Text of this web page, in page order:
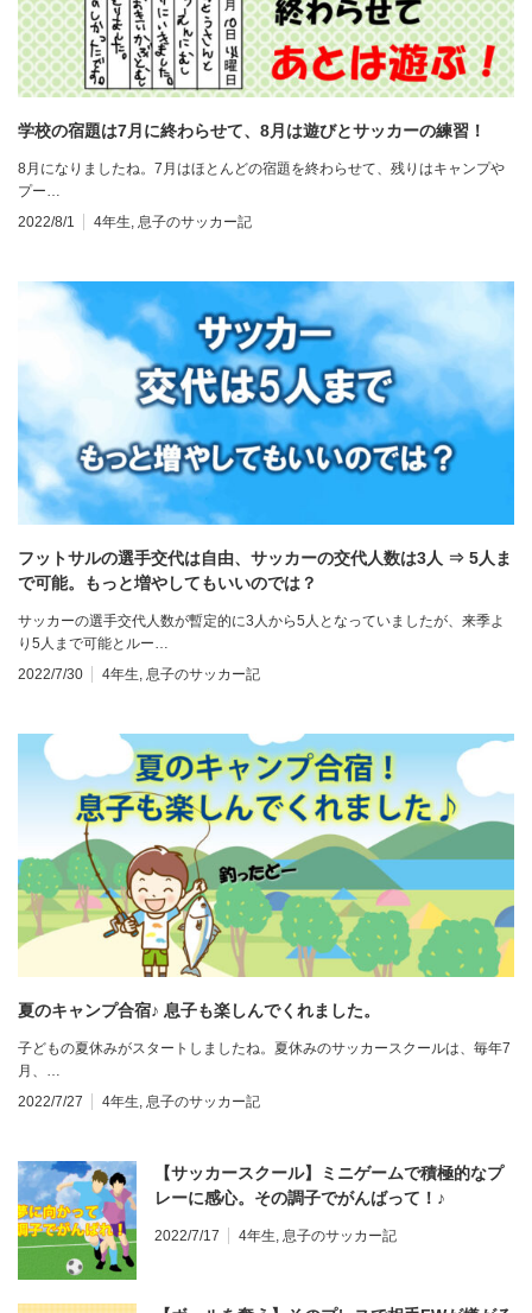
学校の宿題は7月に終わらせて、8月は遊びとサッカーの練習！
8月になりましたね。7月はほとんどの宿題を終わらせて、残りはキャンプや
プー…
2022/8/1
4年生 息子のサッカー記
フットサルの選手交代は自由、サッカーの交代人数は3人 ⇒ 5人ま
で可能。もっと増やしてもいいのでは？
サッカーの選手交代人数が暫定的に3人から5人となっていましたが、来季よ
り5人まで可能とルー…
2022/7/30
4年生, 息子のサッカー記
夏のキャンプ合宿♪ 息子も楽しんでくれました。
子どもの夏休みがスタートしましたね。夏休みのサッカースクールは、毎年7
月、…
2022/7/27
4年生, 息子のサッカー記
【サッカースクール】ミニゲームで積極的なプ
レーに感心。その調子でがんばって！♪
2022/7/17 4年生, 息子のサッカー記